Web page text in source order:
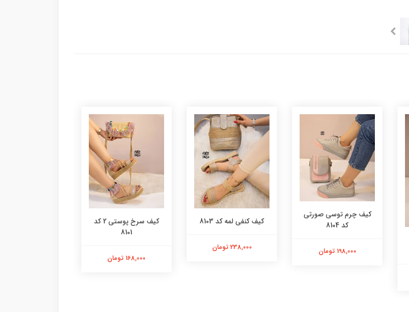
کیف چرم توسی صورتی
کد 8104
198,000 تومان
کیف کنفی لمه کد 8103
238,000 تومان
کیف سرخ پوستی 2 کد
8101
168,000 تومان